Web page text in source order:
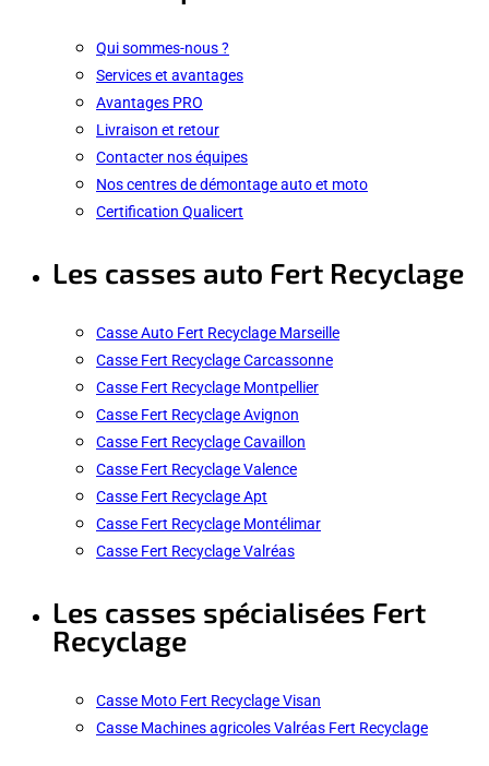
Qui sommes-nous ?
Services et avantages
Avantages PRO
Livraison et retour
Contacter nos équipes
Nos centres de démontage auto et moto
Certification Qualicert
Les casses auto Fert Recyclage
Casse Auto Fert Recyclage Marseille
Casse Fert Recyclage Carcassonne
Casse Fert Recyclage Montpellier
Casse Fert Recyclage Avignon
Casse Fert Recyclage Cavaillon
Casse Fert Recyclage Valence
Casse Fert Recyclage Apt
Casse Fert Recyclage Montélimar
Casse Fert Recyclage Valréas
Les casses spécialisées Fert
Recyclage
Casse Moto Fert Recyclage Visan
Casse Machines agricoles Valréas Fert Recyclage